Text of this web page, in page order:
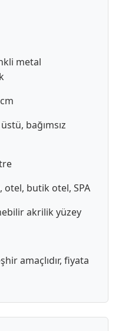
metal
bağımsız
otel, butik otel, SPA
akrilik yüzey
amaçlıdır, fiyata